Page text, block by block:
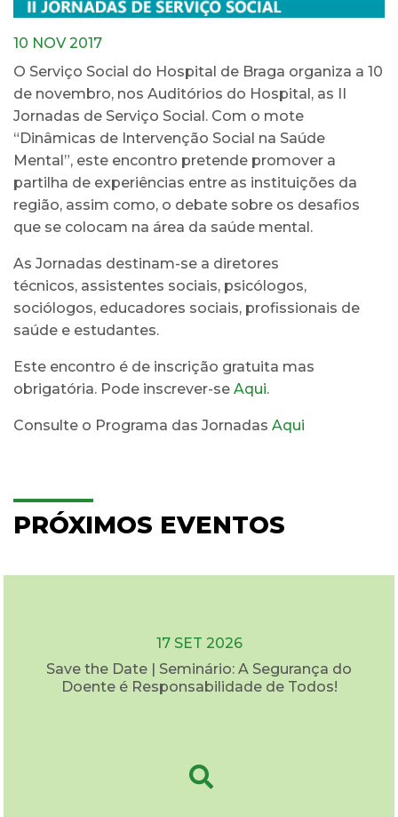
10 NOV 2017
O Serviço Social do Hospital de Braga organiza a 10
de novembro, nos Auditórios do Hospital, as II
Jornadas de Serviço Social. Com o mote
“Dinâmicas de Intervenção Social na Saúde
Mental”, este encontro pretende promover a
partilha de experiências entre as instituições da
região, assim como, o debate sobre os desafios
que se colocam na área da saúde mental.
As Jornadas destinam-se a diretores
técnicos, assistentes sociais, psicólogos,
sociólogos, educadores sociais, profissionais de
saúde e estudantes.
Este encontro é de inscrição gratuita mas
obrigatória. Pode inscrever-se Aqui.
Consulte o Programa das Jornadas Aqui
PRÓXIMOS EVENTOS
17 SET 2026
Save the Date | Seminário: A Segurança do
Doente é Responsabilidade de Todos!